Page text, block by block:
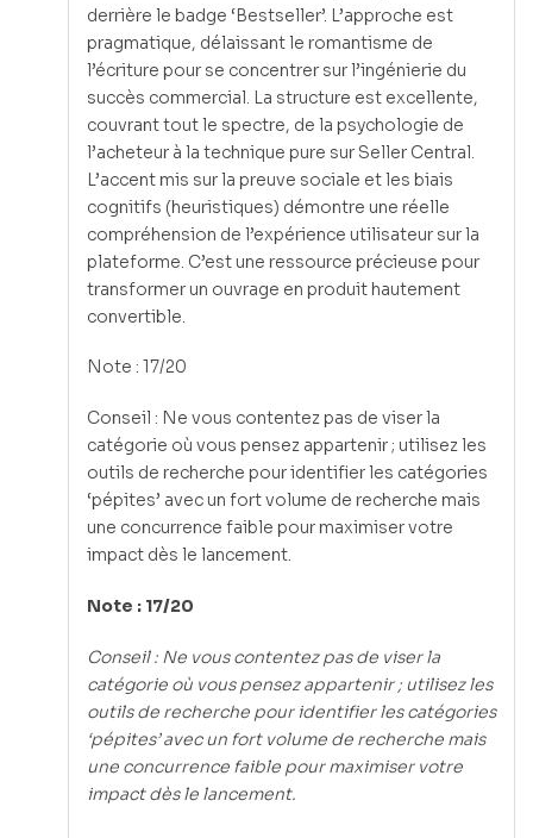
derrière le badge ‘Bestseller’. L’approche est
pragmatique, délaissant le romantisme de
l’écriture pour se concentrer sur l’ingénierie du
succès commercial. La structure est excellente,
couvrant tout le spectre, de la psychologie de
l’acheteur à la technique pure sur Seller Central.
L’accent mis sur la preuve sociale et les biais
cognitifs (heuristiques) démontre une réelle
compréhension de l’expérience utilisateur sur la
plateforme. C’est une ressource précieuse pour
transformer un ouvrage en produit hautement
convertible.
Note : 17/20
Conseil : Ne vous contentez pas de viser la
catégorie où vous pensez appartenir ; utilisez les
outils de recherche pour identifier les catégories
‘pépites’ avec un fort volume de recherche mais
une concurrence faible pour maximiser votre
impact dès le lancement.
Note : 17/20
Conseil : Ne vous contentez pas de viser la
catégorie où vous pensez appartenir ; utilisez les
outils de recherche pour identifier les catégories
‘pépites’ avec un fort volume de recherche mais
une concurrence faible pour maximiser votre
impact dès le lancement.